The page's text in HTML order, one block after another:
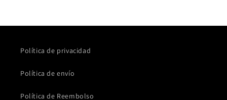
Política de privacidad
Política de envío
Política de Reembolso